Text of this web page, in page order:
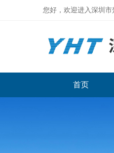
您好，欢迎进入深圳市
首页